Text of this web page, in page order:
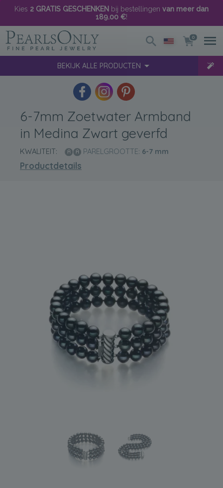
Kies 2 GRATIS GESCHENKEN bij bestellingen van meer dan
189.00 €!
0
BEKIJK ALLE PRODUCTEN
6-7mm Zoetwater Armband
in Medina Zwart geverfd
KWALITEIT: PARELGROOTTE: 6-7 mm
Productdetails